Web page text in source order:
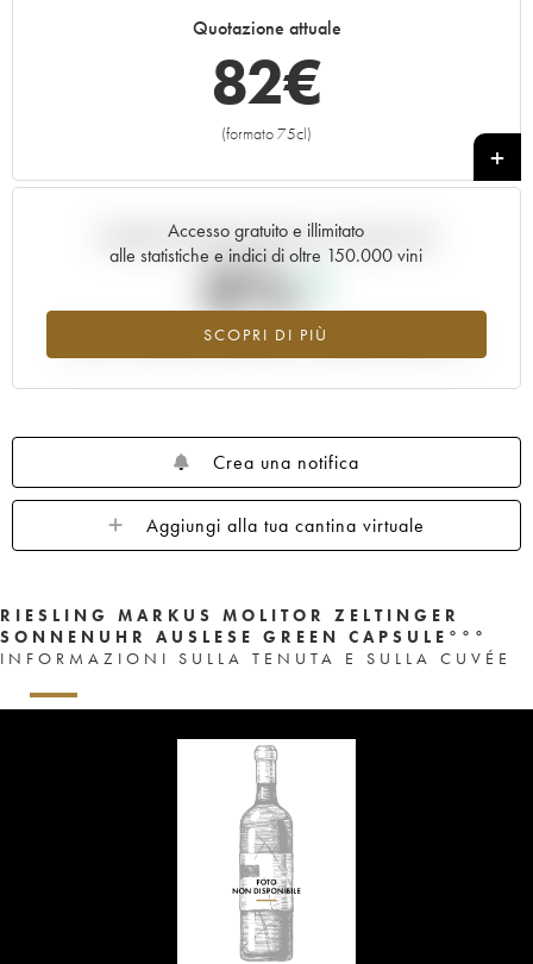
Quotazione attuale
82€
(formato 75cl)
+
Accesso gratuito e illimitato
alle statistiche e indici di oltre 150.000 vini
SCOPRI DI PIÙ
Andamento della quotazione in tempo reale
0%
Valore in aumento per l'annata 2016 nel 2026 rispetto al 2025
Crea una notifica
Aggiungi alla tua cantina virtuale
RIESLING MARKUS MOLITOR ZELTINGER
SONNENUHR AUSLESE GREEN CAPSULE°°°
INFORMAZIONI SULLA TENUTA E SULLA CUVÉE